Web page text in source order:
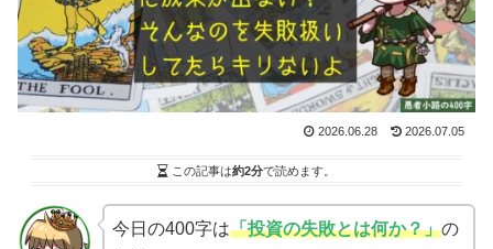
2026.06.28 2026.07.05
この記事は約2分で読めます。
今日の400字は「投資の失敗とは何か？」の